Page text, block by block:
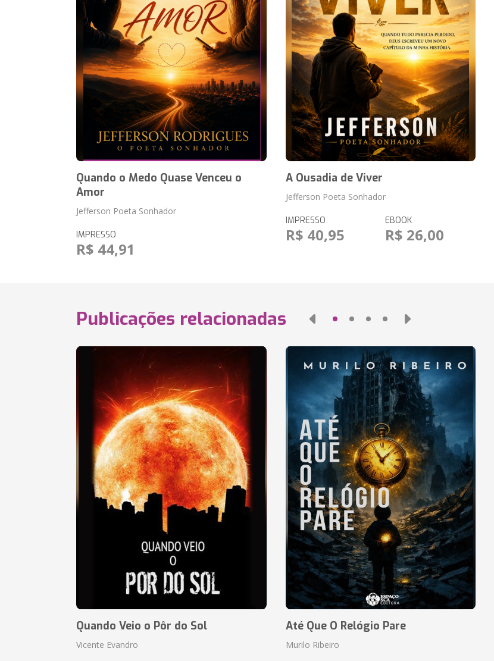
Quando o Medo Quase Venceu o
Amor
Jefferson Poeta Sonhador
IMPRESSO
R$ 44,91
A Ousadia de Viver
Jefferson Poeta Sonhador
IMPRESSO
R$ 40,95
EBOOK
R$ 26,00
Publicações relacionadas
Quando Veio o Pôr do Sol
Vicente Evandro
Até Que O Relógio Pare
Murilo Ribeiro